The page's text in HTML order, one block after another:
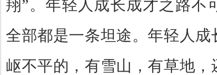
翔”。年轻人成长成才之路不
全部都是一条坦途。年轻人
岖不平的，有雪山，有草地